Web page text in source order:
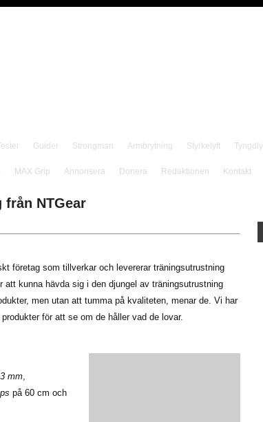
Guider Strongman Armbrytning Styrkelyft
MAX Grip Annonsera Donera Redaktionen Kontakt
NTGear
företag som tillverkar och levererar träningsutrustning
kunna hävda sig i den djungel av träningsutrustning
men utan att tumma på kvaliteten, menar de. Vi har
för att se om de håller vad de lovar.
mm,
på 60 cm och